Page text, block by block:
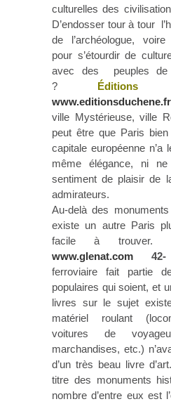
culturelles des
D’endosser tour à tour
de l’archéologue, voire
pour s’étourdir de
avec des peuples de
?
www.editionsduchene.fr
ville Mystérieuse, ville
peut être que Paris
capitale européenne
même élégance, ni
sentiment de plaisir de
admirateurs.
Au-delà des
existe un autre Paris
facile à trouver.
www.glenat.com
42-
ferroviaire fait partie
populaires qui soient, et
livres sur le sujet
matériel roulant
voitures de
marchandises, etc.)
d’un très beau livre
titre des monuments
nombre d’entre eux est